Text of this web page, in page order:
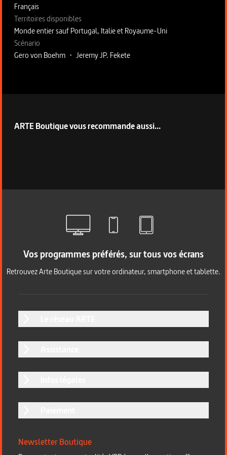
Français
Territoires disponibles
Monde entier sauf Portugal, Italie et Royaume-Uni
Fiche technique section droite
Scénario
Gero von Boehm • Jeremy JP. Fekete
ARTE Boutique vous recommande aussi...
Vos programmes préférés, sur tous vos écrans
Retrouvez Arte Boutique sur votre ordinateur, smartphone et tablette.
Newsletter Boutique